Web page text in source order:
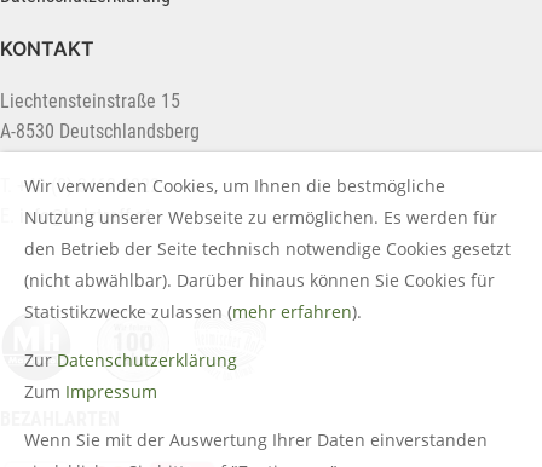
KONTAKT
Liechtensteinstraße 15
A-8530 Deutschlandsberg
T. +43 (0) 3462 2222
info@holztreff.at
Wir verwenden Cookies, um Ihnen die bestmögliche
Nutzung unserer Webseite zu ermöglichen. Es werden für
den Betrieb der Seite technisch notwendige Cookies gesetzt
(nicht abwählbar). Darüber hinaus können Sie Cookies für
Statistikzwecke zulassen (mehr erfahren).
Zur Datenschutzerklärung
Zum Impressum
Wenn Sie mit der Auswertung Ihrer Daten einverstanden